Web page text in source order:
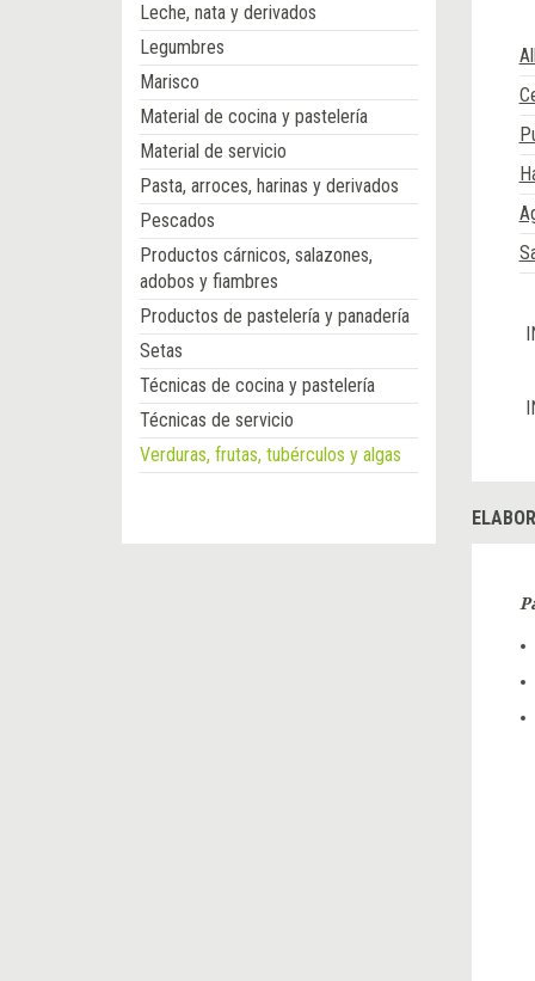
Leche, nata y derivados
Legumbres
Marisco
Material de cocina y pastelería
Material de servicio
Pasta, arroces, harinas y derivados
Pescados
Productos cárnicos, salazones,
adobos y fiambres
Productos de pastelería y panadería
Setas
Técnicas de cocina y pastelería
Técnicas de servicio
Verduras, frutas, tubérculos y algas